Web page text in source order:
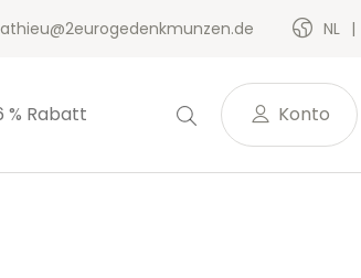
NL
% Rabatt Konto